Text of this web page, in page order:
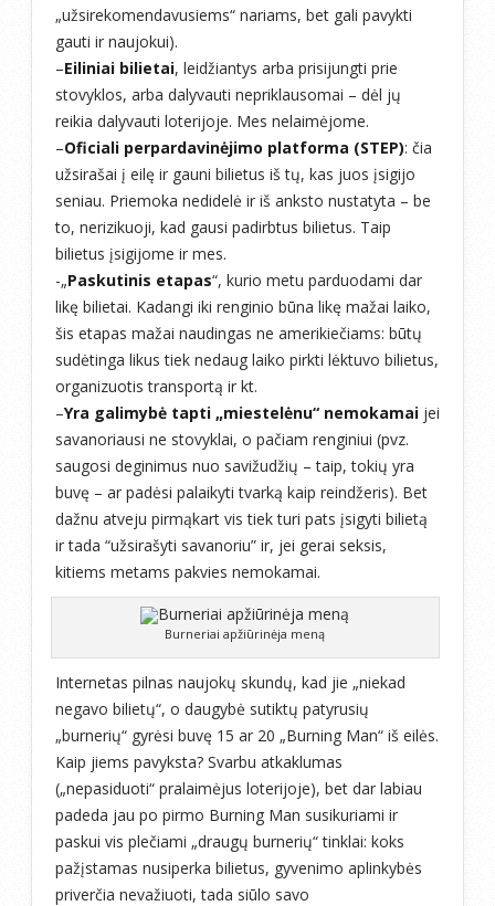
„užsirekomendavusiems“ nariams, bet gali pavykti
gauti ir naujokui).
–Eiliniai bilietai, leidžiantys arba prisijungti prie
stovyklos, arba dalyvauti nepriklausomai – dėl jų
reikia dalyvauti loterijoje. Mes nelaimėjome.
–Oficiali perpardavinėjimo platforma (STEP): čia
užsirašai į eilę ir gauni bilietus iš tų, kas juos įsigijo
seniau. Priemoka nedidelė ir iš anksto nustatyta – be
to, nerizikuoji, kad gausi padirbtus bilietus. Taip
bilietus įsigijome ir mes.
-„Paskutinis etapas“, kurio metu parduodami dar
likę bilietai. Kadangi iki renginio būna likę mažai laiko,
šis etapas mažai naudingas ne amerikiečiams: būtų
sudėtinga likus tiek nedaug laiko pirkti lėktuvo bilietus,
organizuotis transportą ir kt.
–Yra galimybė tapti „miestelėnu“ nemokamai jei
savanoriausi ne stovyklai, o pačiam renginiui (pvz.
saugosi deginimus nuo savižudžių – taip, tokių yra
buvę – ar padėsi palaikyti tvarką kaip reindžeris). Bet
dažnu atveju pirmąkart vis tiek turi pats įsigyti bilietą
ir tada “užsirašyti savanoriu” ir, jei gerai seksis,
kitiems metams pakvies nemokamai.
Burneriai apžiūrinėja meną
Internetas pilnas naujokų skundų, kad jie „niekad
negavo bilietų“, o daugybė sutiktų patyrusių
„burnerių“ gyrėsi buvę 15 ar 20 „Burning Man“ iš eilės.
Kaip jiems pavyksta? Svarbu atkaklumas
(„nepasiduoti“ pralaimėjus loterijoje), bet dar labiau
padeda jau po pirmo Burning Man susikuriami ir
paskui vis plečiami „draugų burnerių“ tinklai: koks
pažįstamas nusiperka bilietus, gyvenimo aplinkybės
priverčia nevažiuoti, tada siūlo savo